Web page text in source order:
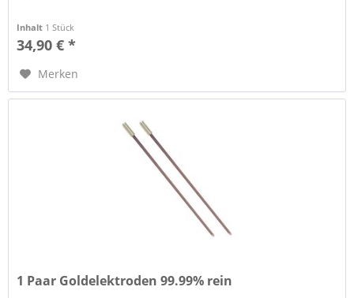
Inhalt 1 Stück
34,90 € *
Merken
1 Paar Goldelektroden 99.99% rein